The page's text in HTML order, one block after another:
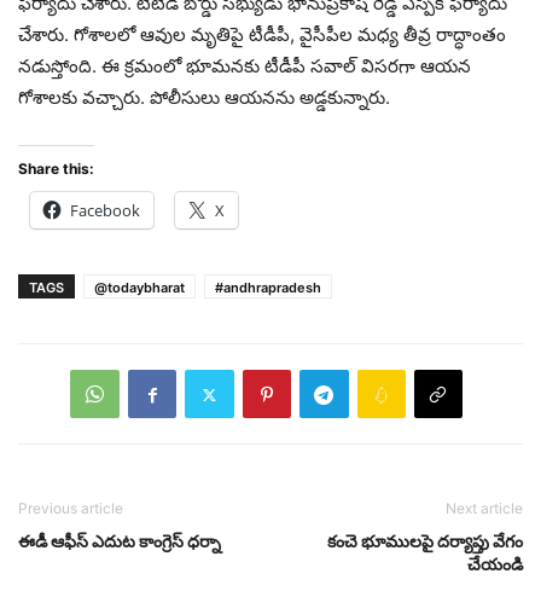
చేశారు. గోశాల‌లో ఆవుల మృతిపై టీడీపీ, వైసీపీల మ‌ధ్య తీవ్ర రాద్ధాంతం
న‌డుస్తోంది. ఈ క్ర‌మంలో భూమ‌న‌కు టీడీపీ స‌వాల్ విస‌ర‌గా ఆయ‌న
గోశాల‌కు వ‌చ్చారు. పోలీసులు ఆయ‌న‌ను అడ్డ‌కున్నారు.
Share this:
Facebook X
TAGS @todaybharat #andhrapradesh
Previous article
ఈడీ ఆఫీస్ ఎదుట కాంగ్రెస్ ధ‌ర్నా
Next article
కంచె భూముల‌పై ద‌ర్యాప్తు వేగం
చేయండి